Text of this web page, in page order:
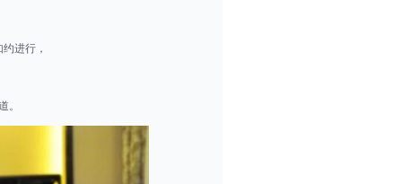
进行，
。